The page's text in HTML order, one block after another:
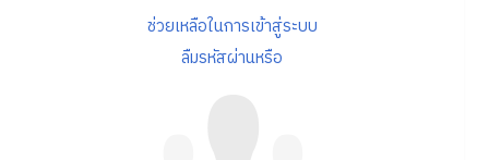
ช่วยเหลือในการเข้าสู่ระบบ
ลืมรหัสผ่านหรือ